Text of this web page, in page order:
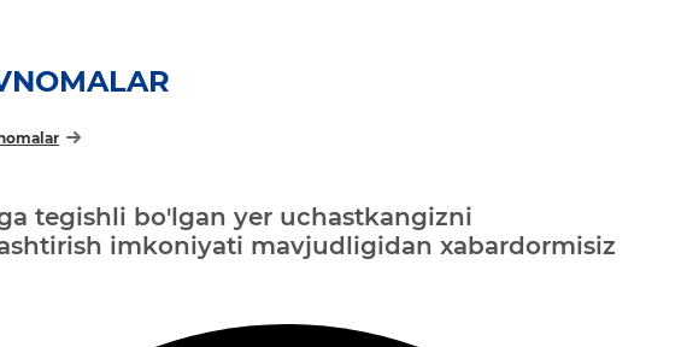
tegishli bo'lgan yer uchastkangizni
imkoniyati mavjudligidan xabardormisiz